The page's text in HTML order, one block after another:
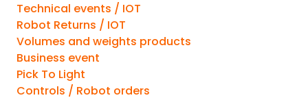
Technical events / IOT
Robot Returns / IOT
Volumes and weights products
Business event
Pick To Light
Controls / Robot orders